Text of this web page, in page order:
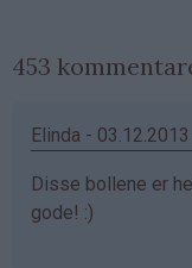
453
Elinda -
Disse bollene er
gode! :)